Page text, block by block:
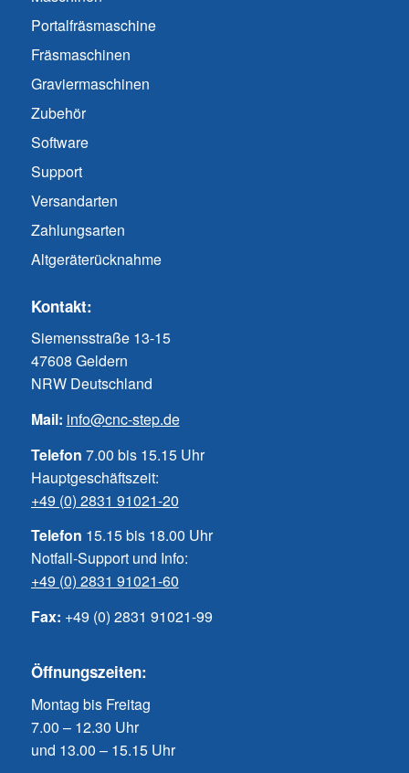
Portalfräsmaschine
Fräsmaschinen
Graviermaschinen
Zubehör
Software
Support
Versandarten
Zahlungsarten
Altgeräterücknahme
Kontakt:
Siemensstraße 13-15
47608 Geldern
NRW Deutschland
Mail: info@cnc-step.de
Telefon 7.00 bis 15.15 Uhr
Hauptgeschäftszeit:
+49 (0) 2831 91021-20
Telefon 15.15 bis 18.00 Uhr
Notfall-Support und Info:
+49 (0) 2831 91021-60
Fax: +49 (0) 2831 91021-99
Öffnungszeiten:
Montag bis Freitag
7.00 – 12.30 Uhr
und 13.00 – 15.15 Uhr